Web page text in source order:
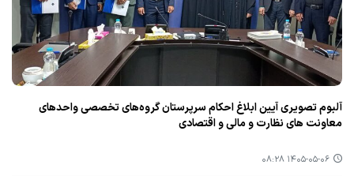
آلبوم تصویری آیین ابلاغ احکام سرپرستان گروه‌های تخصصی واحدهای
معاونت های نظارت و مالی و اقتصادی
۱۴۰۵-۰۵-۰۶ ۰۸:۲۸